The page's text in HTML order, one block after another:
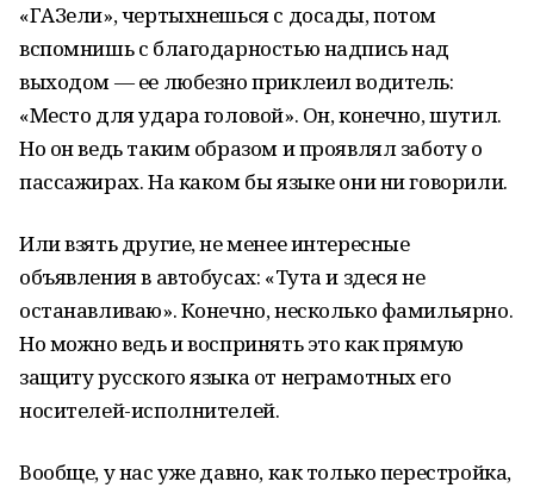
«ГАЗели», чертыхнешься с досады, потом
вспомнишь с благодарностью надпись над
выходом — ее любезно приклеил водитель:
«Место для удара головой». Он, конечно, шутил.
Но он ведь таким образом и проявлял заботу о
пассажирах. На каком бы языке они ни говорили.
Или взять другие, не менее интересные
объявления в автобусах: «Тута и здеся не
останавливаю». Конечно, несколько фамильярно.
Но можно ведь и воспринять это как прямую
защиту русского языка от неграмотных его
носителей-исполнителей.
Вообще, у нас уже давно, как только перестройка,